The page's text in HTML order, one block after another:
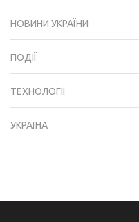
НОВИНИ УКРАЇНИ
ПОДІЇ
ТЕХНОЛОГІЇ
УКРАЇНА